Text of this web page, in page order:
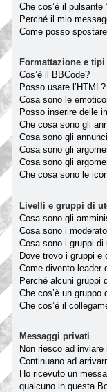
Che cos’è il
Perché il mio
Come posso
Formattazione e
Cos’è il BBCode?
Posso usare l’HTML?
Cosa sono le
Posso inserire delle
Che cosa sono gli
Cosa sono gli
Cosa sono gli
Cosa sono gli
Che cosa sono le
Livelli e gruppi di
Cosa sono gli
Cosa sono i
Cosa sono i gruppi di
Dove trovo i gruppi e
Come divento leader
Perché alcuni gruppi
Che cos’è un gruppo
Che cos’è il
Messaggi privati
Non riesco ad
Continuano ad
Ho ricevuto un
qualcuno in questa